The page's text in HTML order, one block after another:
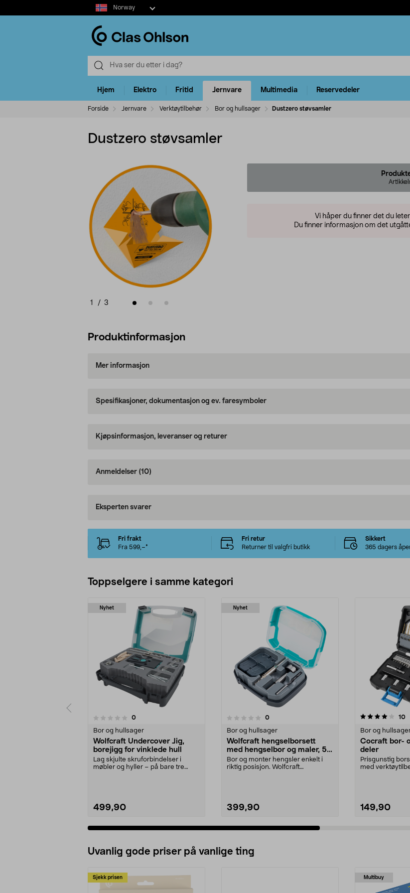
Select
market
Norway
Hjem Elektro Fritid Jernvare Multimedia Reservedeler
Forside Jernvare Verktøytilbehør Bor og hullsager Dustzero støvsamler
Dustzero støvsamler
1 / 3
Vi håper du finner det du
Du finner informasjon om det
Produktinformasjon
Mer informasjon
Spesifikasjoner, dokumentasjon og ev. faresymboler
Kjøpsinformasjon, leveranser og returer
Anmeldelser (10)
Eksperten svarer
Fri frakt
Fra 599,–*
Fri retur
Returner til valgfri butikk
Sikkert
365 dagers
Toppselgere i samme kategori
Nyhet
0anmeldelser
Bor og hullsager
Wolfcraft Undercover Jig,
borejigg for vinklede hull
Lag skjulte skruforbindelser i
møbler og hyller – på bare tre
499,90
Nyhet
0.0 av 5 stjerner 0anmeldelser
Bor og hullsager
Wolfcraft hengselborsett
med hengselbor og maler, 5
deler
Bor og monter hengsler enkelt i
riktig posisjon. Wolfcraft
399,90
4.0 av 5 stjerner 10
Bor og
Cocraft bor-
deler
Prisgunstig
med
149,90
4.5
Uvanlig gode priser på vanlige ting
Sjekk prisen Multibuy